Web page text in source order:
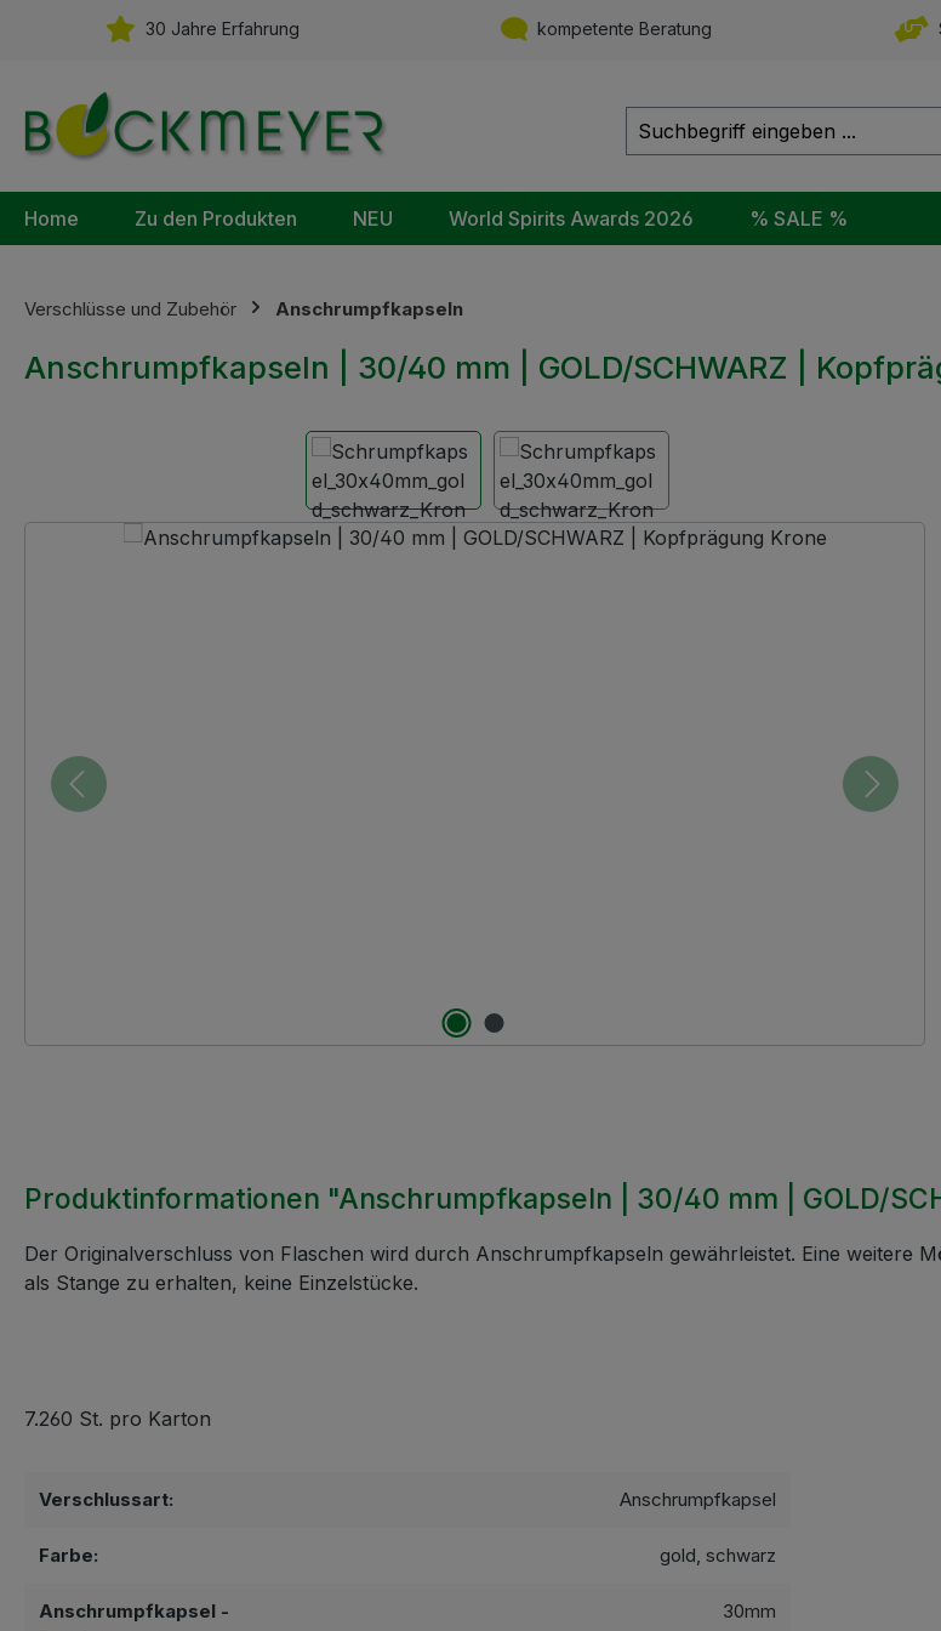
Hauptinhalt springen
Zur Suche springen
Zur Hauptnavigation springen
30 Jahre Erfahrung kompetente Beratung
Home Zu den Produkten NEU World Spirits Awards 2026 % SALE %
Verschlüsse und Zubehör Anschrumpfkapseln
Anschrumpfkapseln | 30/40 mm | GOLD/SCHWARZ |
Produktinformationen "Anschrumpfkapseln | 30/40 mm | GOLD/
Der Originalverschluss von Flaschen wird durch Anschrumpfkapseln gewährleistet. Eine weitere
als Stange zu erhalten, keine Einzelstücke.
7.260 St. pro Karton
Verschlussart: Anschrumpfkapsel
Farbe: gold, schwarz
Anschrumpfkapsel -
30mm